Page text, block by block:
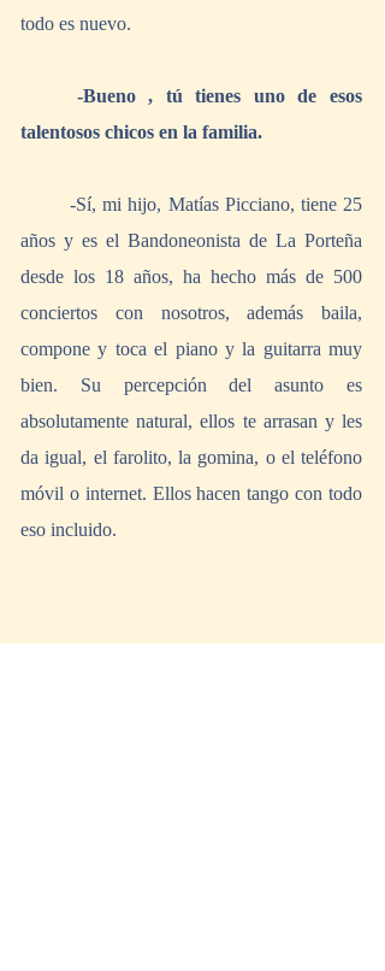
todo es nuevo.
-Bueno , tú tienes uno de esos
talentosos chicos en la familia.
	-Sí, mi hijo, Matías Picciano, tiene 25
años y es el Bandoneonista de La Porteña
desde los 18 años, ha hecho más de 500
conciertos con nosotros, además baila,
compone y toca el piano y la guitarra muy
bien. Su percepción del asunto es
absolutamente natural, ellos te arrasan y les
da igual, el farolito, la gomina, o el teléfono
móvil o internet. Ellos hacen tango con todo
eso incluido.